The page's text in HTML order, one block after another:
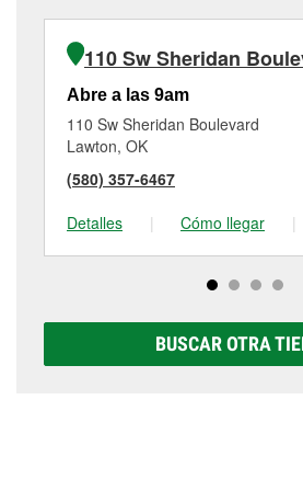
110 Sw Sheridan
Abre a las 9am
110 Sw Sheridan Boulevard
Lawton, OK
(580) 357-6467
Detalles
| Cómo llegar |
BUSCAR OTRA